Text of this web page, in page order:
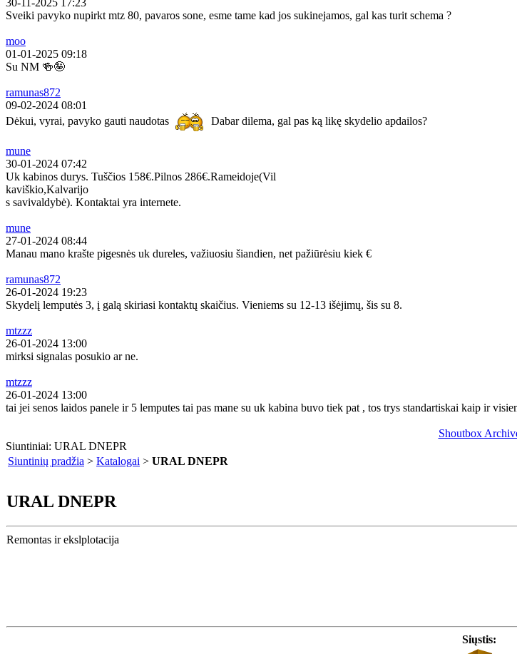
30-11-2025 17:23
Sveiki pavyko nupirkt mtz 80, pavaros sone, esme tame kad jos sukinejamos, gal kas turit schema ?
moo
01-01-2025 09:18
Su NM 🍻🤪
ramunas872
09-02-2024 08:01
Dėkui, vyrai, pavyko gauti naudotas
Dabar dilema, gal pas ką likę skydelio apdailos?
mune
30-01-2024 07:42
Uk kabinos durys. Tuščios 158€.Pilnos 286€.Rameidoje(Vil
kaviškio,Kalvarijo
s savivaldybė). Kontaktai yra internete.
mune
27-01-2024 08:44
Manau mano krašte pigesnės uk dureles, važiuosiu šiandien, net pažiūrėsiu kiek €
ramunas872
26-01-2024 19:23
Skydelį lemputės 3, į galą skiriasi kontaktų skaičius. Vieniems su 12-13 išėjimų, šis su 8.
mtzzz
26-01-2024 13:00
mirksi signalas posukio ar ne.
mtzzz
26-01-2024 13:00
tai jei senos laidos panele ir 5 lemputes tai pas mane su uk kabina buvo tiek pat , tos trys standartiskai kaip ir
Shoutbox
Siuntiniai: URAL DNEPR
Siuntinių pradžia > Katalogai > URAL DNEPR
URAL DNEPR
Remontas ir ekslplotacija
Siųstis: